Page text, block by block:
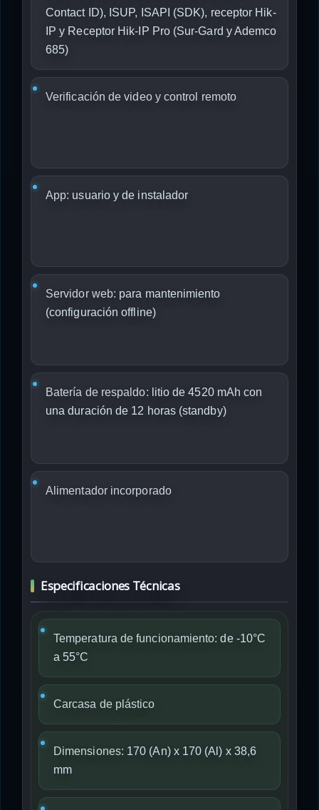
Contact ID), ISUP, ISAPI (SDK), receptor Hik-
IP y Receptor Hik-IP Pro (Sur-Gard y Ademco
685)
Verificación de video y control remoto
App: usuario y de instalador
Servidor web: para mantenimiento
(configuración offline)
Batería de respaldo: litio de 4520 mAh con
una duración de 12 horas (standby)
Alimentador incorporado
Especificaciones Técnicas
Temperatura de funcionamiento: de -10°C
a 55°C
Carcasa de plástico
Dimensiones: 170 (An) x 170 (Al) x 38,6
mm